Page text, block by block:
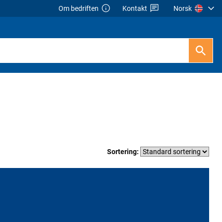
Om bedriften Kontakt Norsk
Sortering: